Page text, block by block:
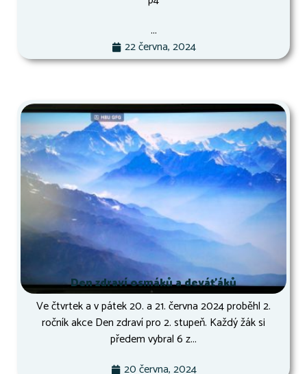
...
22 června, 2024
Den zdraví osmáků a deváťáků
Ve čtvrtek a v pátek 20. a 21. června 2024 proběhl 2.
ročník akce Den zdraví pro 2. stupeň. Každý žák si
předem vybral 6 z...
20 června, 2024